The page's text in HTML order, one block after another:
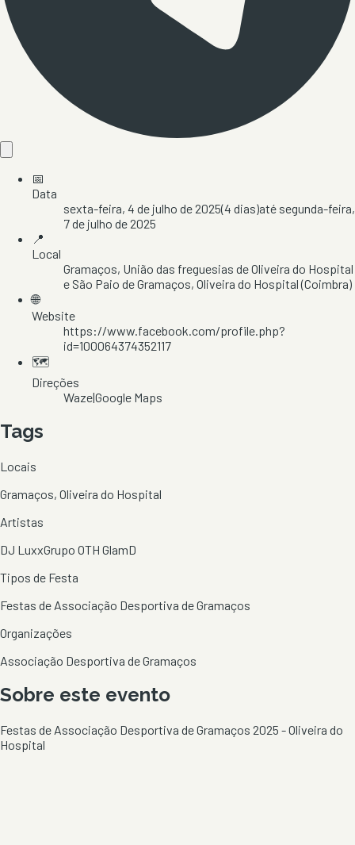
📅
Data
sexta-feira, 4 de julho de 2025(4 dias)até segunda-feira,
7 de julho de 2025
📍
Local
Gramaços, União das freguesias de Oliveira do Hospital
e São Paio de Gramaços, Oliveira do Hospital(Coimbra)
🌐
Website
https://www.facebook.com/profile.php?
id=100064374352117
🗺️
Direções
Waze|Google Maps
Tags
Locais
Gramaços, Oliveira do Hospital
Artistas
DJ LuxxGrupo OTH GlamD
Tipos de Festa
Festas de Associação Desportiva de Gramaços
Organizações
Associação Desportiva de Gramaços
Sobre este evento
Festas de Associação Desportiva de Gramaços 2025 - Oliveira do
Hospital